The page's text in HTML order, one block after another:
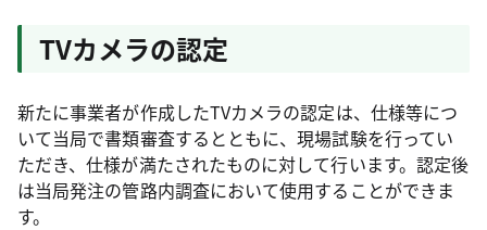
TVカメラの認定
新たに事業者が作成したTVカメラの認定は、仕様等につ
いて当局で書類審査するとともに、現場試験を行ってい
ただき、仕様が満たされたものに対して行います。認定後
は当局発注の管路内調査において使用することができま
す。